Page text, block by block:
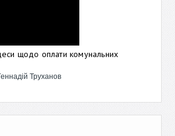
щодо оплати комунальних
Труханов